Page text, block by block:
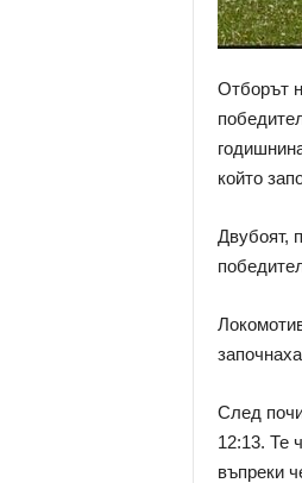
Отборът
който
Двубоят,
След
12:13. Те
въпреки